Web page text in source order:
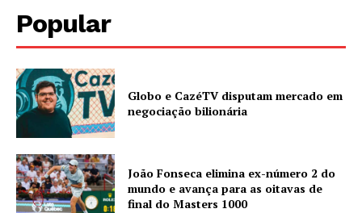
Popular
Globo e CazéTV disputam mercado em
negociação bilionária
João Fonseca elimina ex-número 2 do
mundo e avança para as oitavas de
final do Masters 1000